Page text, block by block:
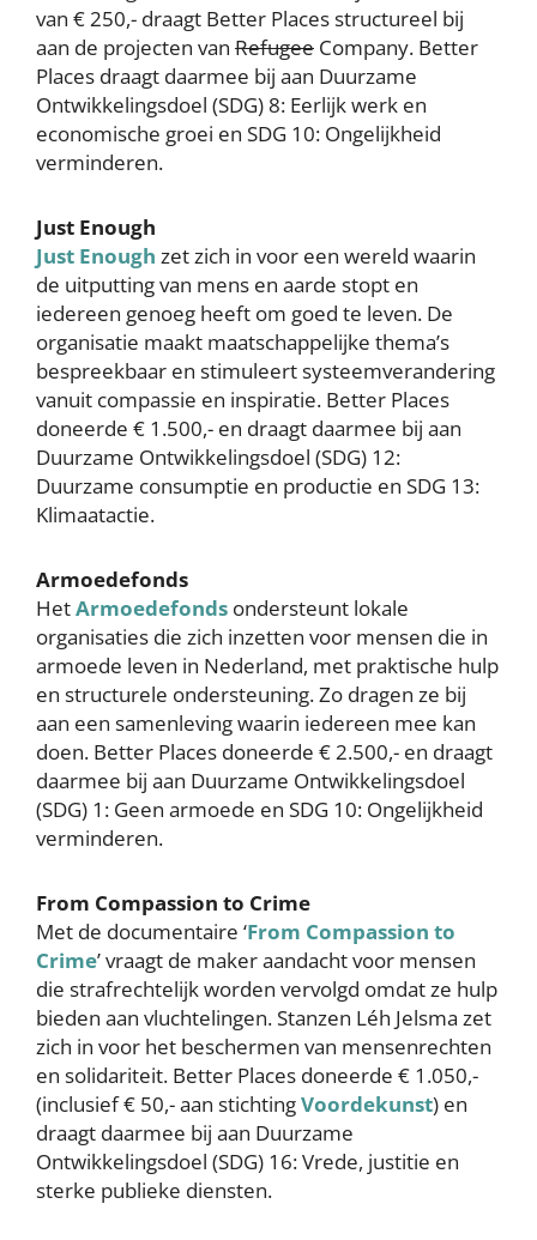
van € 250,- draagt Better Places structureel bij
aan de projecten van Refugee Company. Better
Places draagt daarmee bij aan Duurzame
Ontwikkelingsdoel (SDG) 8: Eerlijk werk en
economische groei en SDG 10: Ongelijkheid
verminderen.
Just Enough
Just Enough zet zich in voor een wereld waarin
de uitputting van mens en aarde stopt en
iedereen genoeg heeft om goed te leven. De
organisatie maakt maatschappelijke thema’s
bespreekbaar en stimuleert systeemverandering
vanuit compassie en inspiratie. Better Places
doneerde € 1.500,- en draagt daarmee bij aan
Duurzame Ontwikkelingsdoel (SDG) 12:
Duurzame consumptie en productie en SDG 13:
Klimaatactie.
Armoedefonds
HetArmoedefonds ondersteunt lokale
organisaties die zich inzetten voor mensen die in
armoede leven in Nederland, met praktische hulp
en structurele ondersteuning. Zo dragen ze bij
aan een samenleving waarin iedereen mee kan
doen. Better Places doneerde € 2.500,- en draagt
daarmee bij aan Duurzame Ontwikkelingsdoel
(SDG) 1: Geen armoede en SDG 10: Ongelijkheid
verminderen.
From Compassion to Crime
Met de documentaire ‘From Compassion to
Crime’ vraagt de maker aandacht voor mensen
die strafrechtelijk worden vervolgd omdat ze hulp
bieden aan vluchtelingen. Stanzen Léh Jelsma zet
zich in voor het beschermen van mensenrechten
en solidariteit. Better Places doneerde € 1.050,-
(inclusief € 50,- aan stichtingVoordekunst) en
draagt daarmee bij aan Duurzame
Ontwikkelingsdoel (SDG) 16: Vrede, justitie en
sterke publieke diensten.